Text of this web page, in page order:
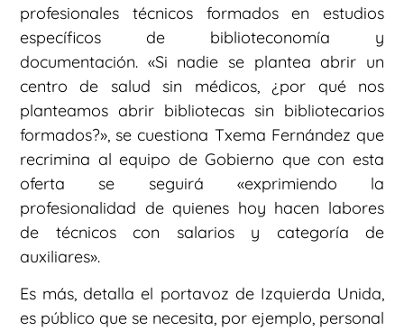
profesionales técnicos formados en estudios
específicos de biblioteconomía y
documentación. «Si nadie se plantea abrir un
centro de salud sin médicos, ¿por qué nos
planteamos abrir bibliotecas sin bibliotecarios
formados?», se cuestiona Txema Fernández que
recrimina al equipo de Gobierno que con esta
oferta se seguirá «exprimiendo la
profesionalidad de quienes hoy hacen labores
de técnicos con salarios y categoría de
auxiliares».
Es más, detalla el portavoz de Izquierda Unida,
es público que se necesita, por ejemplo, personal